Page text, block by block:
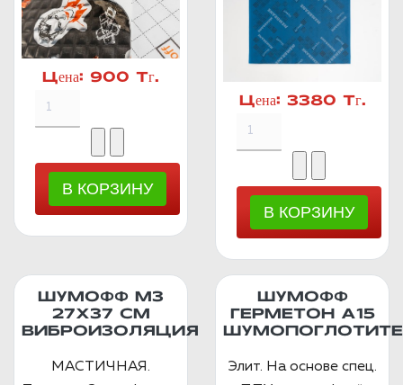
Цена: 900 Тг.
Цена: 3380 Тг.
ШУМОФФ М3
27Х37 СМ
ВИБРОИЗОЛЯЦИЯ
МАСТИЧНАЯ.
ШУМОФФ
ГЕРМЕТОН А15
Элит. На основе спец.